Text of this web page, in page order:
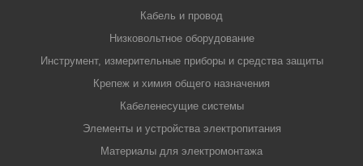
Кабель и провод
Низковольтное оборудование
Инструмент, измерительные приборы и средства защиты
Крепеж и химия общего назначения
Кабеленесущие системы
Элементы и устройства электропитания
Материалы для электромонтажа